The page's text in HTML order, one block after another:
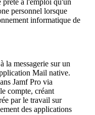
personnel lorsque
informatique de
la messagerie sur un
Mail native.
Jamf Pro via
compte, créant
par le travail sur
des applications